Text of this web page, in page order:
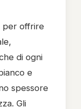
per offrire
di ogni
e
spessore
Gli